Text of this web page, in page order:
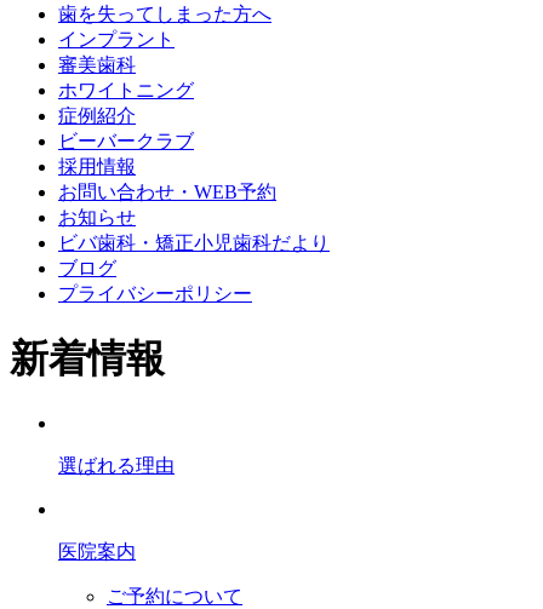
歯を失ってしまった方へ
インプラント
審美歯科
ホワイトニング
症例紹介
ビーバークラブ
採用情報
お問い合わせ・WEB予約
お知らせ
ビバ歯科・矯正小児歯科だより
ブログ
プライバシーポリシー
新着情報
選ばれる理由
医院案内
ご予約について